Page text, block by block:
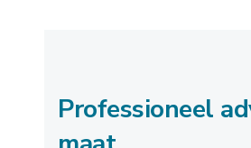
Professioneel